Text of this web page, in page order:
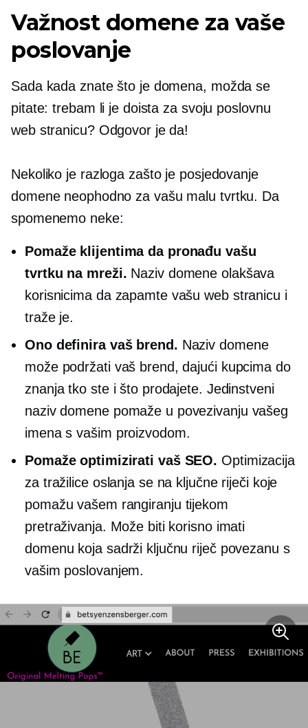
Važnost domene za vaše
poslovanje
Sada kada znate što je domena, možda se
pitate: trebam li je doista za svoju poslovnu
web stranicu? Odgovor je da!
Nekoliko je razloga zašto je posjedovanje
domene neophodno za vašu malu tvrtku. Da
spomenemo neke:
Pomaže klijentima da pronađu vašu
tvrtku na mreži. Naziv domene olakšava
korisnicima da zapamte vašu web stranicu i
traže je.
Ono definira vaš brend. Naziv domene
može podržati vaš brend, dajući kupcima do
znanja tko ste i što prodajete. Jedinstveni
naziv domene pomaže u povezivanju vašeg
imena s vašim proizvodom.
Pomaže optimizirati vaš SEO. Optimizacija
za tražilice oslanja se na ključne riječi koje
pomažu vašem rangiranju tijekom
pretraživanja. Može biti korisno imati
domenu koja sadrži ključnu riječ povezanu s
vašim poslovanjem.